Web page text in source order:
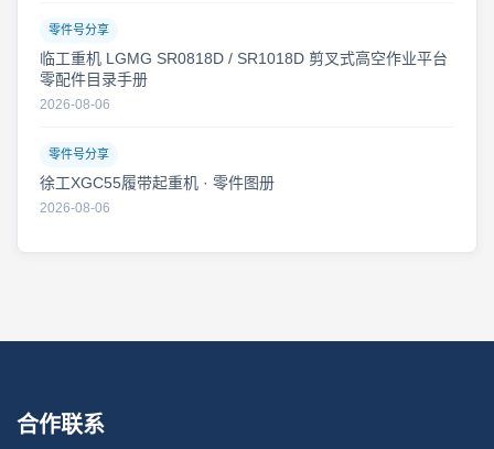
零件号分享
临工重机 LGMG SR0818D / SR1018D 剪叉式高空作业平台
零配件目录手册
2026-08-06
零件号分享
徐工XGC55履带起重机 · 零件图册
2026-08-06
合作联系